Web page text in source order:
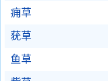
痈草
莸草
鱼草